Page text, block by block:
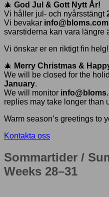
🎄 God Jul & Gott Nytt År!
Vi håller jul- och nyårsstängt
Vi bevakar info@bloms.com
svarstiderna kan vara längre
Vi önskar er en riktigt fin helg!
🎄 Merry Christmas &
We will be closed for the
January.
We will monitor
replies may take longer than
Warm season’s greetings to
Kontakta oss
Sommartider /
Weeks 28–31